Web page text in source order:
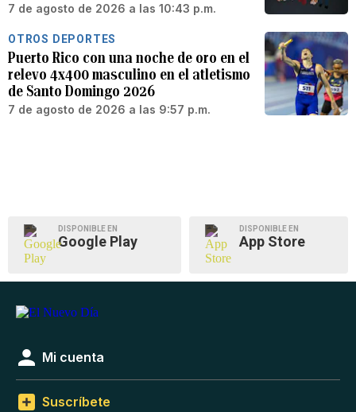
7 de agosto de 2026 a las 10:43 p.m.
OTROS DEPORTES
Puerto Rico con una noche de oro en el
relevo 4x400 masculino en el atletismo
de Santo Domingo 2026
7 de agosto de 2026 a las 9:57 p.m.
DISPONIBLE EN
Google Play
DISPONIBLE EN
App Store
Mi cuenta
Suscríbete